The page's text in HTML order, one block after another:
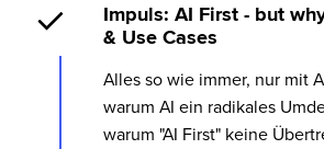
Impuls: AI First - but
& Use Cases
Alles so wie immer, nur mit
warum AI ein radikales
warum "AI First" keine